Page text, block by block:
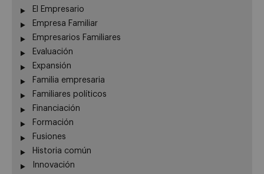
El Empresario
Empresa Familiar
Empresarios Familiares
Evaluación
Expansión
Familia empresaria
Familiares políticos
Financiación
Formación
Fusiones
Historia común
Innovación